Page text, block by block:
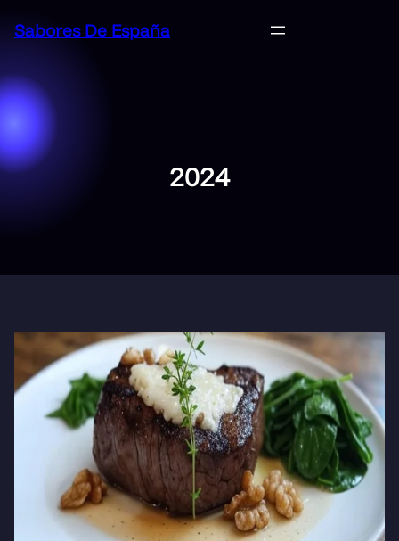
Sabores De España
2024